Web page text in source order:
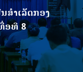
ສຳເລັດກອງ
ອທີ 8